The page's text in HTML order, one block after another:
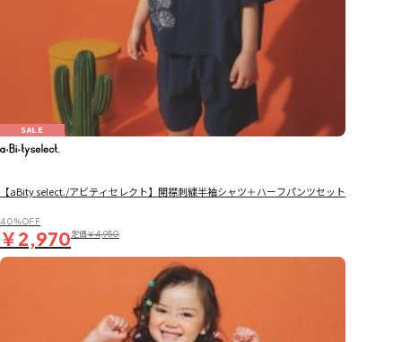
SALE
【aBity select./アビティセレクト】開襟刺繍半袖シャツ＋ハーフパンツセット
40％OFF
￥2,970定価￥4,950